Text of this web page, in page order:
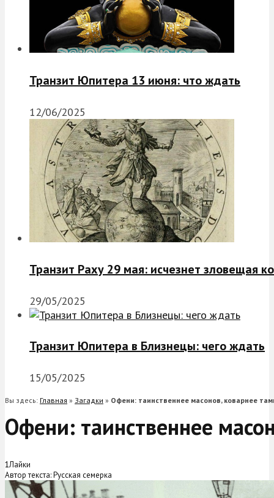
Транзит Юпитера 13 июня: что ждать
12/06/2025
Транзит Раху 29 мая: исчезнет зловещая
29/05/2025
Транзит Юпитера в Близнецы: чего ждать
15/05/2025
Вы здесь: Главная » Загадки » Офени: таинственнее масонов, коварнее
Офени: таинственнее
1Лайки
Автор текста: Русская семерка